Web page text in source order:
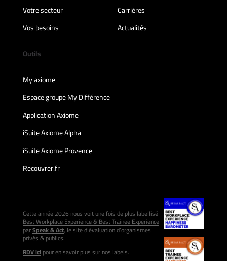
Votre secteur
Carrières
Vos besoins
Actualités
Outils
My axiome
Espace groupe My Différence
Application Axiome
iSuite Axiome Alpha
iSuite Axiome Provence
Recouvrer.fr
Cette année 2026 nous voit une fois de plus labellisé
Best Workplace Experience & Best Trainee Experience
parSpeak & Act, le site d’évaluation d’organismes
privés & publics.
RDV icipour en savoir plus sur nos labels.